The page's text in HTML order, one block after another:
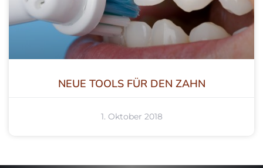
NEUE TOOLS FÜR DEN ZAHN
1. Oktober 2018